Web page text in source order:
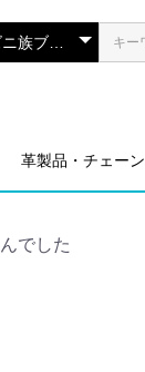
革製品・チェーン
でした